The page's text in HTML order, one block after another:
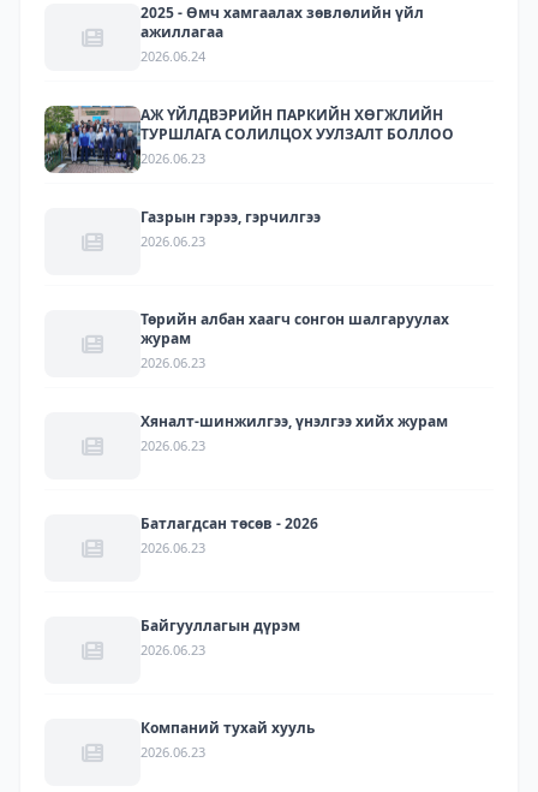
2025 - Өмч хамгаалах зөвлөлийн үйл
ажиллагаа
2026.06.24
АЖ ҮЙЛДВЭРИЙН ПАРКИЙН ХӨГЖЛИЙН
ТУРШЛАГА СОЛИЛЦОХ УУЛЗАЛТ БОЛЛОО
2026.06.23
Газрын гэрээ, гэрчилгээ
2026.06.23
Төрийн албан хаагч сонгон шалгаруулах
журам
2026.06.23
Хяналт-шинжилгээ, үнэлгээ хийх журам
2026.06.23
Батлагдсан төсөв - 2026
2026.06.23
Байгууллагын дүрэм
2026.06.23
Компаний тухай хууль
2026.06.23